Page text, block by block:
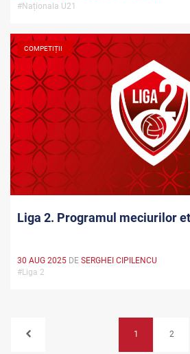
#Naționala U21
COMPETIȚII
Liga 2. Programul meciurilor
30 AUG 2025 DE SERGHEI CIPILENCU
#Liga 2
1 2